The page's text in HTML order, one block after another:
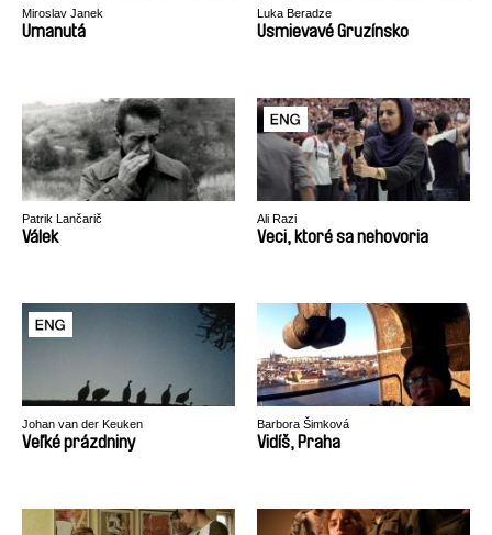
Miroslav Janek
Umanutá
Luka Beradze
Usmievavé Gruzínsko
Patrik Lančarič
Válek
Ali Razi
Veci, ktoré sa nehovoria
Johan van der Keuken
Veľké prázdniny
Barbora Šimková
Vidíš, Praha